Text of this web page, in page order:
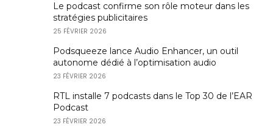
Le podcast confirme son rôle moteur dans les
stratégies publicitaires
25 FÉVRIER 2026
Podsqueeze lance Audio Enhancer, un outil
autonome dédié à l’optimisation audio
23 FÉVRIER 2026
RTL installe 7 podcasts dans le Top 30 de l’EAR
Podcast
23 FÉVRIER 2026